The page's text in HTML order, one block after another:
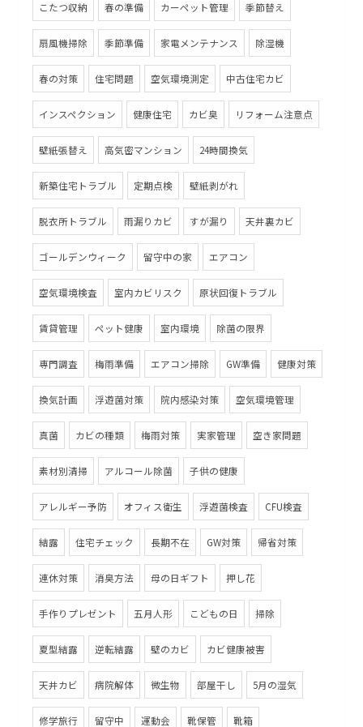
こたつ収納 春の準備 カーペット管理 季節替え
扇風機掃除 季節準備 家電メンテナンス 除湿機
春の対策 住宅問題 空気環境測定 中古住宅カビ
インスペクション 健康住宅 カビ臭 リフォーム注意点
壁紙張替え 高気密マンション 24時間換気
新築住宅トラブル 定期点検 壁紙剥がれ
脱衣所トラブル 雨漏りカビ すが漏り 天井裏カビ
ゴールデンウィーク 留守中の家 エアコン
空気環境検査 室内カビリスク 原状回復トラブル
賃貸管理 ペット健康 室内環境 除菌の限界
専門調査 梅雨準備 エアコン掃除 GW準備 健康対策
換気計画 浮遊菌対策 院内感染対策 空気環境管理
真菌 カビの種類 梅雨対策 実家管理 空き家問題
素材別清掃 アルコール除菌 子供の健康
アレルギー予防 オフィス衛生 浮遊菌検査 CFU検査
結露 住宅チェック 長期不在 GW対策 帰省対策
連休対策 消臭方法 母の日ギフト 押し花
手作りプレゼント 五月人形 こどもの日 掃除
夏型結露 逆転結露 壁のカビ カビ健康被害
天井カビ 病院解体 微生物 部屋干し 5月の湿気
修学旅行 留守中 運動会 靴保管 靴箱